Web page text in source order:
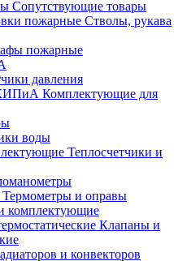
Сопутствующие товары
Стволы, рукава
пожарные
давления
Комплектующие для
воды
Теплосчетчики и
Термометры и оправы
комплектующие
Клапаны и